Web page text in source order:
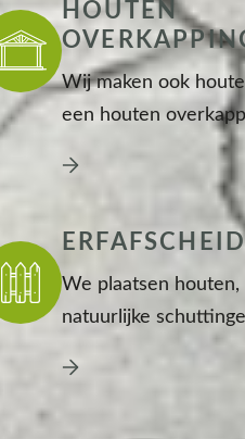
HOUTEN
Wij maken ook
een houten
We plaatsen
natuurlijke